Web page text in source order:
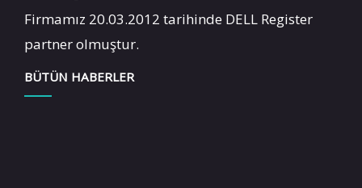
Firmamız 20.03.2012 tarihinde DELL Register
partner olmuştur.
BÜTÜN HABERLER